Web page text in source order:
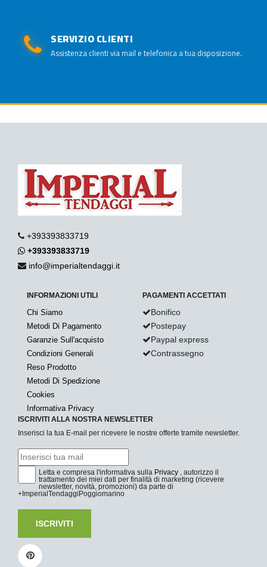
SERVIZIO CLIENTI
Assistenza clienti via mail e telefonica a tua disposizione.
+393393833719
+393393833719
info@imperialtendaggi.it
INFORMAZIONI UTILI
Chi Siamo
Metodi Di Pagamento
Garanzie Sull'acquisto
Condizioni Generali
Reso Prodotto
Metodi Di Spedizione
Cookies
Informativa Privacy
PAGAMENTI ACCETTATI
Bonifico
Postepay
Paypal express
Contrassegno
ISCRIVITI ALLA NOSTRA NEWSLETTER
Inserisci la tua E-mail per ricevere le nostre offerte tramite newsletter.
Letta e compresa l'informativa sulla Privacy , autorizzo il
trattamento dei miei dati per finalità di marketing (ricevere
newsletter, novità, promozioni) da parte di
+ImperialTendaggiPoggiomarino
ISCRIVITI